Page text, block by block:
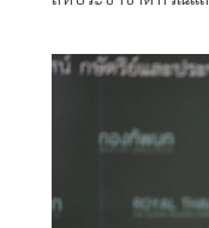
พาดพิงไทยด้วยข้อมูล